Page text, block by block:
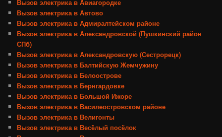
Вызов электрика в Авиагородке
Вызов электрика в Автово
Вызов электрика в Адмиралтейском районе
Вызов электрика в Александровской (Пушкинский район
СПб)
Вызов электрика в Александровскую (Сестрорецк)
Вызов электрика в Балтийскую Жемчужину
Вызов электрика в Белоострове
Вызов электрика в Бернгардовке
Вызов электрика в Большой Ижоре
Вызов электрика в Василеостровском районе
Вызов электрика в Велигонты
Вызов электрика в Весёлый посёлок